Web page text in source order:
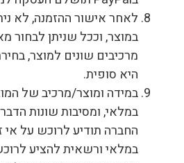
לאחר אישור ההזמנה, לא
במוצר, וככל שניתן לבחור
מרכיבים שונים למוצר,
היא סופית.
במידה ומוצר/מרכיב של
במלאי, ומסיבות שונות
החברה תודיע לרוכש על אי
במלאי ורשאית להציע